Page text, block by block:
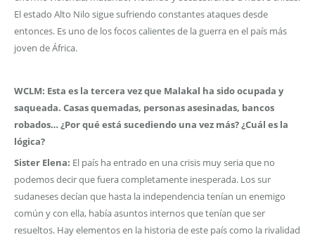
El estado Alto Nilo sigue sufriendo constantes ataques desde
entonces. Es uno de los focos calientes de la guerra en el país más
joven de África.
WCLM: Esta es la tercera vez que Malakal ha sido ocupada y
saqueada. Casas quemadas, personas asesinadas, bancos
robados… ¿Por qué está sucediendo una vez más? ¿Cuál es la
lógica?
Sister Elena: El país ha entrado en una crisis muy seria que no
podemos decir que fuera completamente inesperada. Los sur
sudaneses decían que hasta la independencia tenían un enemigo
común y con ella, había asuntos internos que tenían que ser
resueltos. Hay elementos en la historia de este país como la rivalidad